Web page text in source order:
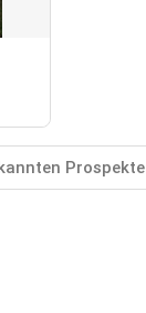
Prospekte